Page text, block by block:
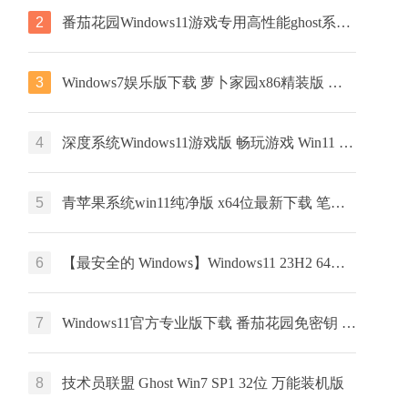
2 番茄花园Windows11游戏专用高性能ghost系统 ISO镜像 X64位 下载
3 Windows7娱乐版下载 萝卜家园x86精装版 笔记本专用下载 GHOST镜像
4 深度系统Windows11游戏版 畅玩游戏 Win11 ghost系统 ISO镜像 X64位系统下载
5 青苹果系统win11纯净版 x64位最新下载 笔记本专用下载 ghost系统
6 【最安全的 Windows】Windows11 23H2 64位 最新企业版
7 Windows11官方专业版下载 番茄花园免密钥 GHOST镜像下载 笔记本专用
8 技术员联盟 Ghost Win7 SP1 32位 万能装机版